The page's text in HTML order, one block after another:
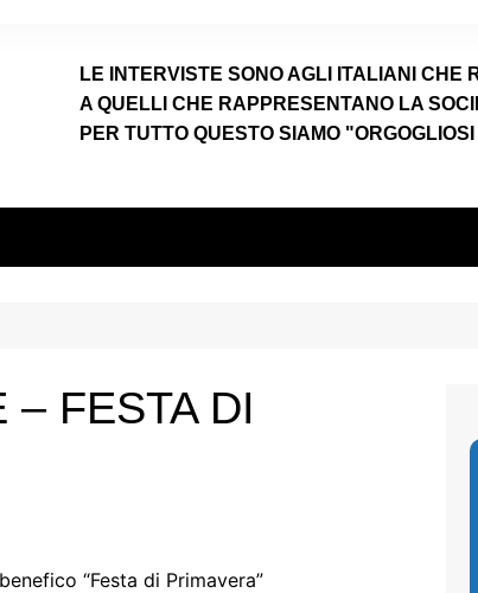
LE INTERVISTE SONO AGLI ITALIANI CHE
A QUELLI CHE RAPPRESENTANO LA
PER TUTTO QUESTO SIAMO
– FESTA DI
“Festa di Primavera”